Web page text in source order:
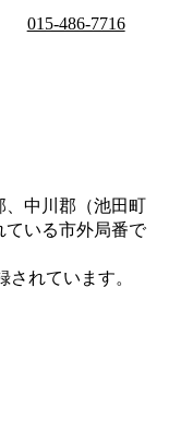
015-486-7716
、中川郡（池田町
ている市外局番で
されています。